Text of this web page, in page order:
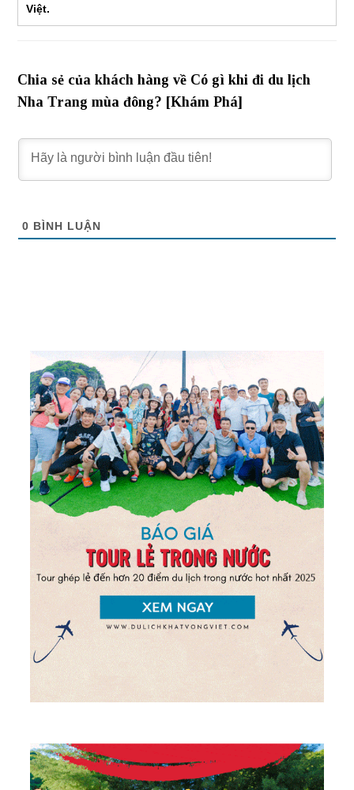
Việt.
Chia sẻ của khách hàng về Có gì khi đi du lịch
Nha Trang mùa đông? [Khám Phá]
0 BÌNH LUẬN